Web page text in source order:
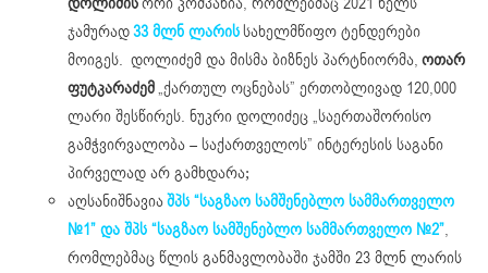
ჯამურად33 მლნ ლარისსახელმწიფო ტენდერები
მოიგეს. დოლიძემ და მისმა ბიზნეს პარტნიორმა, ოთარ
ფუტკარაძემ„ქართულ ოცნებას” ერთობლივად 120,000
ლარი შესწირეს. ნუკრი დოლიძეც „საერთაშორისო
გამჭვირვალობა – საქართველოს” ინტერესის საგანი
პირველად არ გამხდარა;
აღსანიშნავიაშპს “საგზაო სამშენებლო სამმართველო
№1” და შპს “საგზაო სამშენებლო სამმართველო №2”,
რომლებმაც წლის განმავლობაში ჯამში 23 მლნ ლარის